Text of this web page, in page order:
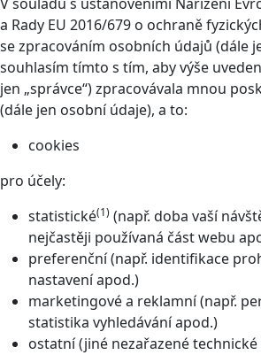
a Rady EU 2016/679 o ochraně
se zpracováním osobních údajů (dále
souhlasím tímto s tím, aby výše
jen „správce“) zpracovávala mnou
(dále jen osobní údaje), a to:
cookies
pro účely:
statistické(1) (např. doba vaší
nejčastěji používaná část webu
preferenční (např. identifikace
nastavení apod.)
marketingové a reklamní (např.
statistika vyhledávání apod.)
ostatní (jiné nezařazené technické